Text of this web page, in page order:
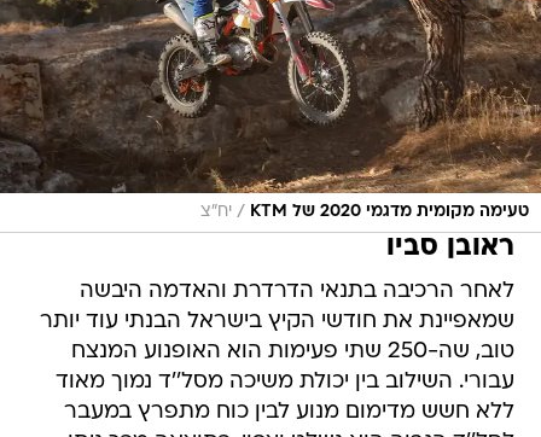
טעימה מקומית מדגמי 2020 של KTM / יח"צ
ראובן סביו
לאחר הרכיבה בתנאי הדרדרת והאדמה היבשה
שמאפיינת את חודשי הקיץ בישראל הבנתי עוד יותר
טוב, שה-250 שתי פעימות הוא האופנוע המנצח
עבורי. השילוב בין יכולת משיכה מסל''ד נמוך מאוד
ללא חשש מדימום מנוע לבין כוח מתפרץ במעבר